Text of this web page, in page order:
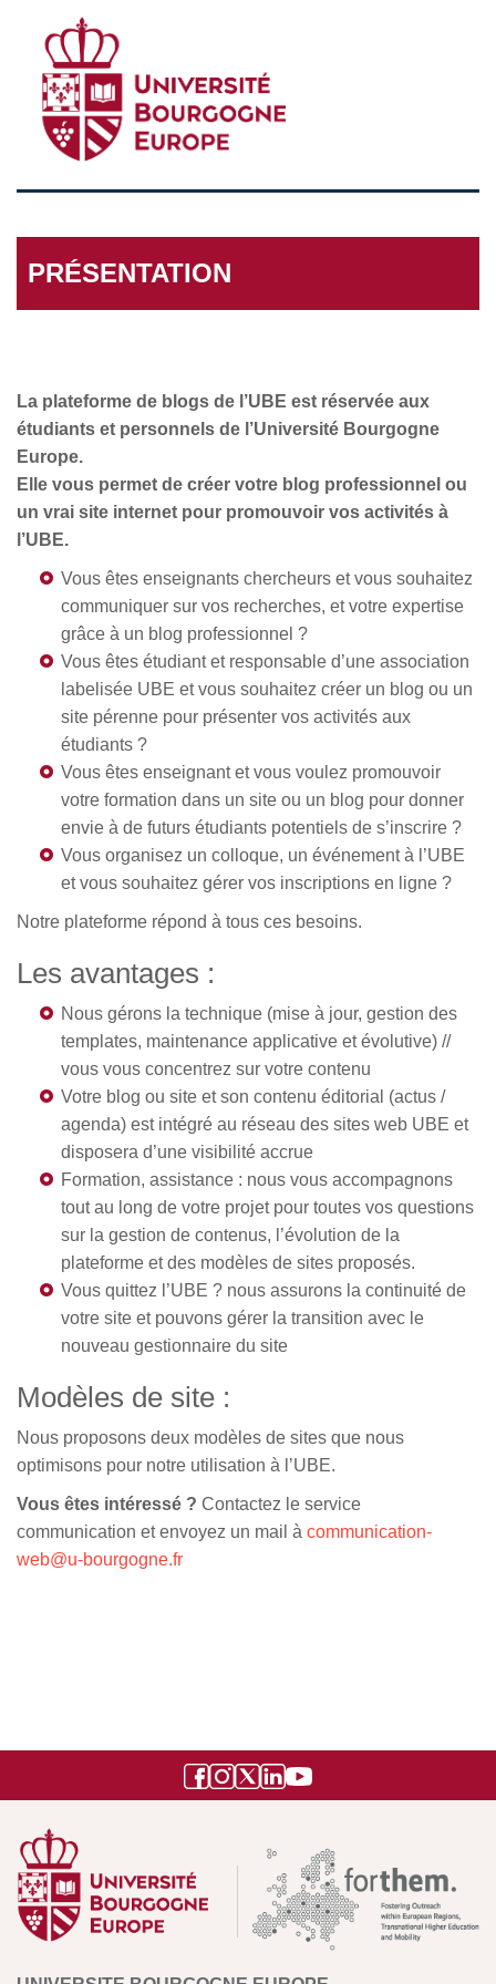
PRÉSENTATION
La plateforme de blogs de l’UBE est réservée aux
étudiants et personnels de l’Université Bourgogne
Europe.
Elle vous permet de créer votre blog professionnel ou
un vrai site internet pour promouvoir vos activités à
l’UBE.
Vous êtes enseignants chercheurs et vous souhaitez
communiquer sur vos recherches, et votre expertise
grâce à un blog professionnel ?
Vous êtes étudiant et responsable d’une association
labelisée UBE et vous souhaitez créer un blog ou un
site pérenne pour présenter vos activités aux
étudiants ?
Vous êtes enseignant et vous voulez promouvoir
votre formation dans un site ou un blog pour donner
envie à de futurs étudiants potentiels de s’inscrire ?
Vous organisez un colloque, un événement à l’UBE
et vous souhaitez gérer vos inscriptions en ligne ?
Notre plateforme répond à tous ces besoins.
Les avantages :
Nous gérons la technique (mise à jour, gestion des
templates, maintenance applicative et évolutive) //
vous vous concentrez sur votre contenu
Votre blog ou site et son contenu éditorial (actus /
agenda) est intégré au réseau des sites web UBE et
disposera d’une visibilité accrue
Formation, assistance : nous vous accompagnons
tout au long de votre projet pour toutes vos questions
sur la gestion de contenus, l’évolution de la
plateforme et des modèles de sites proposés.
Vous quittez l’UBE ? nous assurons la continuité de
votre site et pouvons gérer la transition avec le
nouveau gestionnaire du site
Modèles de site :
Nous proposons deux modèles de sites que nous
optimisons pour notre utilisation à l’UBE.
Vous êtes intéressé ? Contactez le service
communication et envoyez un mail à communication-
web@u-bourgogne.fr